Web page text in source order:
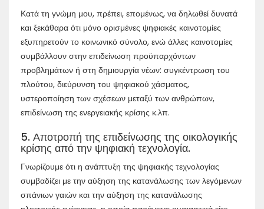
Κατά τη γνώμη μου, πρέπει, επομένως, να δηλωθεί δυνατά
και ξεκάθαρα ότι μόνο ορισμένες ψηφιακές καινοτομίες
εξυπηρετούν το κοινωνικό σύνολο, ενώ άλλες καινοτομίες
συμβάλλουν στην επιδείνωση προϋπαρχόντων
προβλημάτων ή στη δημιουργία νέων: συγκέντρωση του
πλούτου, διεύρυνση του ψηφιακού χάσματος,
υστεροποίηση των σχέσεων μεταξύ των ανθρώπων,
επιδείνωση της ενεργειακής κρίσης κ.λπ.
5. Αποτροπή της επιδείνωσης της οικολογικής
κρίσης από την ψηφιακή τεχνολογία.
Γνωρίζουμε ότι η ανάπτυξη της ψηφιακής τεχνολογίας
συμβαδίζει με την αύξηση της κατανάλωσης των λεγόμενων
σπάνιων γαιών και την αύξηση της κατανάλωσης